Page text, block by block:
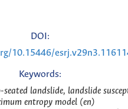
DOI:
10.15446/
Keywords:
seated landslide, landslide
entropy model (en)